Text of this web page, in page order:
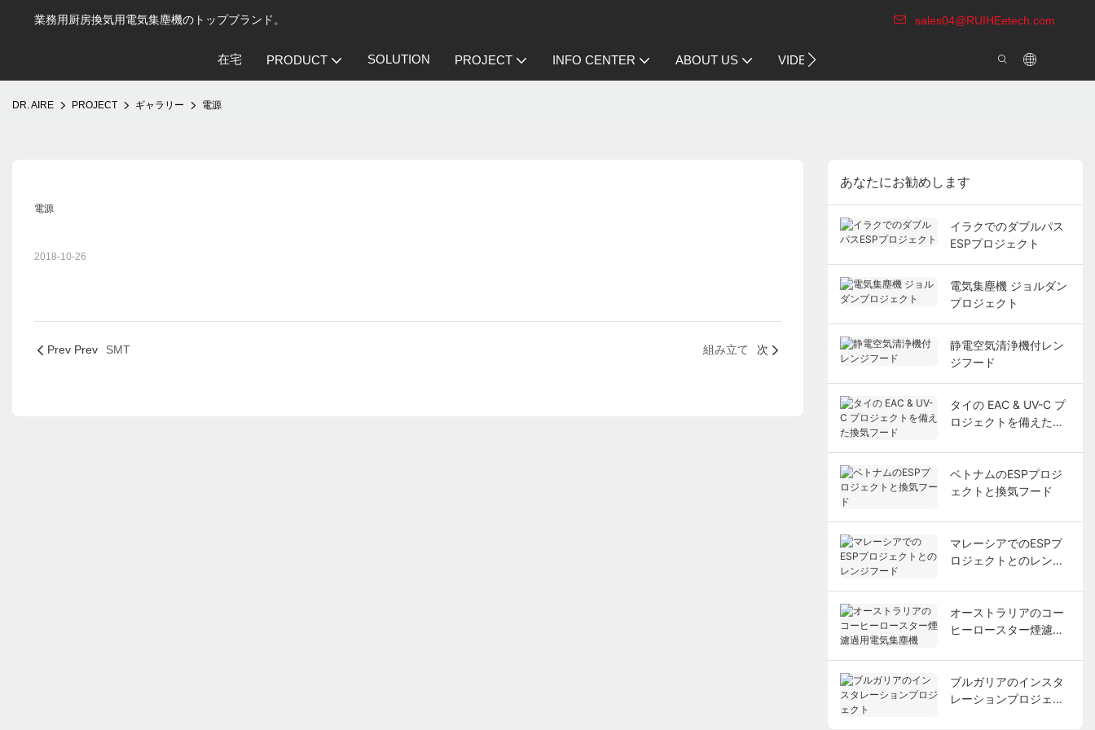
業務用厨房換気用電気集塵機のトップブランド。 sales04@RUIHEetech.com
在宅 PRODUCT SOLUTION PROJECT INFO CENTER ABOUT US VIDEO
DR. AIRE PROJECT ギャラリー 電源
電源
2018-10-26
Prev Prev SMT 組み立て 次
あなたにお勧めします
イラクでのダブルパス
ESPプロジェクト
電気集塵機 ジョルダン
プロジェクト
静電空気清浄機付レン
ジフード
タイの EAC & UV-C プ
ロジェクトを備えた換
ベトナムのESPプロジ
ェクトと換気フード
マレーシアでのESPプ
ロジェクトとのレンジ
オーストラリアのコー
ヒーロースター煙濾過
ブルガリアのインスタ
レーションプロジェク